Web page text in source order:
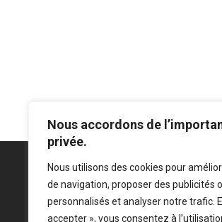
Nous accordons de
privée.
Nous utilisons des cookies pour
de navigation, proposer des publicités
personnalisés et analyser notre trafic.
accepter », vous consentez à
Mentions légales Politique de